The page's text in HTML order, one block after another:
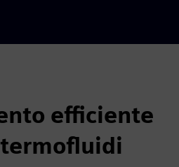
efficiente